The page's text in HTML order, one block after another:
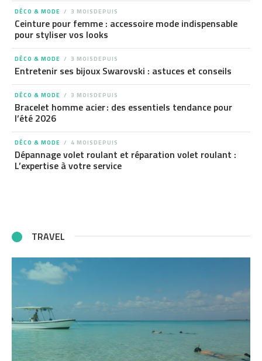
DÉCO & MODE 3 MOISDEPUIS
Ceinture pour femme : accessoire mode indispensable
pour styliser vos looks
DÉCO & MODE 3 MOISDEPUIS
Entretenir ses bijoux Swarovski : astuces et conseils
DÉCO & MODE 3 MOISDEPUIS
Bracelet homme acier : des essentiels tendance pour
l’été 2026
DÉCO & MODE 4 MOISDEPUIS
Dépannage volet roulant et réparation volet roulant :
L’expertise à votre service
TRAVEL